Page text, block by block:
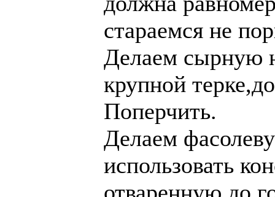
стараемся не
Делаем сырную
крупной
Поперчить.
Делаем
использовать